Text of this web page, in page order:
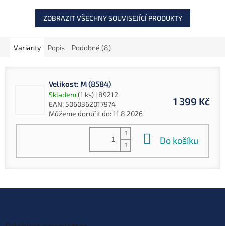
ZOBRAZIT VŠECHNY SOUVISEJÍCÍ PRODUKTY
Varianty Popis Podobné (8)
Velikost: M (8584)
Skladem(1 ks) | 89212
EAN: 5060362017974
Můžeme doručit do:11.8.2026
1 399 Kč
Do košíku